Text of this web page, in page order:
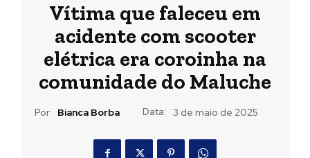
Vítima que faleceu em
acidente com scooter
elétrica era coroinha na
comunidade do Maluche
Por: Bianca Borba Data: 3 de maio de 2025